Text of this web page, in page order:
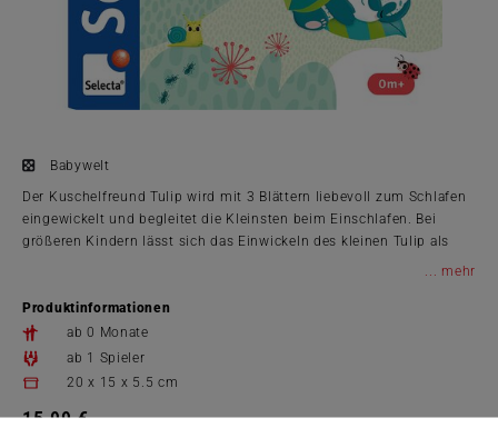
Babywelt
Der Kuschelfreund Tulip wird mit 3 Blättern liebevoll zum Schlafen
eingewickelt und begleitet die Kleinsten beim Einschlafen. Bei
größeren Kindern lässt sich das Einwickeln des kleinen Tulip als
und spendet dem Kind so Geborgenheit. Die unterschiedlichen
Stoffe und Applikationen animieren dabei zum Fühlen und
Entdecken. Das Schmusetuch ist ein beliebter Klassiker für Babys,
der sie oft noch jahrelang begleitet.​
Produktinformationen
ab 0 Monate
ab 1 Spieler
20 x 15 x 5.5 cm
15,99 €